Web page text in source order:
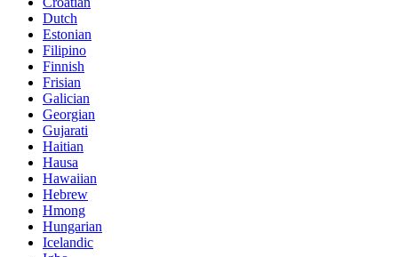
Dutch
Estonian
Filipino
Finnish
Frisian
Galician
Georgian
Gujarati
Haitian
Hausa
Hawaiian
Hebrew
Hmong
Hungarian
Icelandic